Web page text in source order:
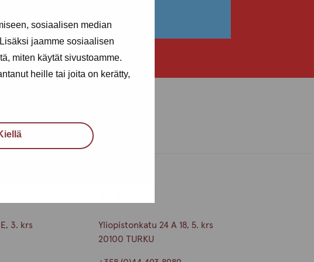
sosiaalisen median
jaamme sosiaalisen
miten käytät sivustoamme.
heille tai joita on kerätty,
3. krs
Yliopistonkatu 24 A 18, 5. krs
20100 TURKU